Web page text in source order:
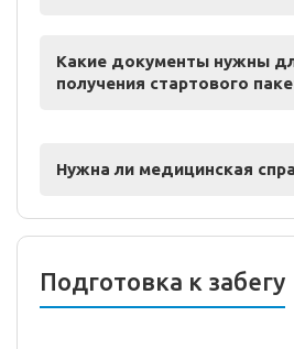
Какие документы нужны
получения стартового
Нужна ли медицинская
Подготовка к забегу